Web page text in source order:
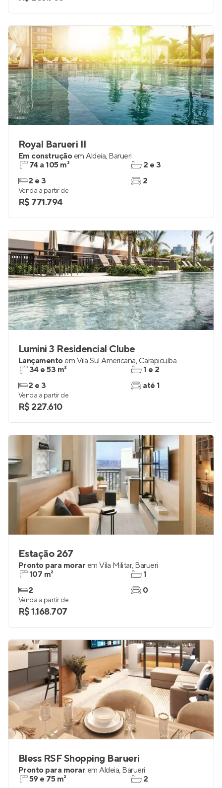
Royal Barueri II
Em construção em Aldeia, Barueri
74 a 105 m²
2 e 3
2 e 3
2
Venda a partir de
R$ 771.794
Lumini 3 Residencial Clube
Lançamento em Vila Sul Americana, Carapicuíba
34 e 53 m²
2 e 3
1 e 2
até 1
Venda a partir de
R$ 227.610
Estação 267
Pronto para morar em Vila Militar, Barueri
107 m²
2
1
0
Venda a partir de
R$ 1.168.707
Bless RSF Shopping Barueri
Pronto para morar em Aldeia, Barueri
59 e 75 m²
2